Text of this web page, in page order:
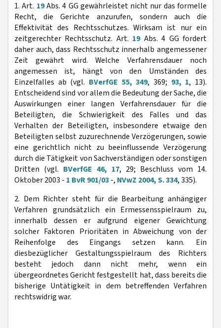
1. Art. 19Abs. 4 GG gewährleistet nicht nur das formelle
Recht, die Gerichte anzurufen, sondern auch die
Effektivität des Rechtsschutzes. Wirksam ist nur ein
zeitgerechter Rechtsschutz. Art. 19Abs. 4 GG fordert
daher auch, dass Rechtsschutz innerhalb angemessener
Zeit gewährt wird. Welche Verfahrensdauer noch
angemessen ist, hängt von den Umständen des
Einzelfalles ab (vgl. BVerfGE 55, 349, 369; 93, 1, 13).
Entscheidend sind vor allem die Bedeutung der Sache, die
Auswirkungen einer langen Verfahrensdauer für die
Beteiligten, die Schwierigkeit des Falles und das
Verhalten der Beteiligten, insbesondere etwaige den
Beteiligten selbst zuzurechnende Verzögerungen, sowie
eine gerichtlich nicht zu beeinflussende Verzögerung
durch die Tätigkeit von Sachverständigen oder sonstigen
Dritten (vgl. BVerfGE 46, 17, 29; Beschluss vom 14.
Oktober 2003 - 1 BvR 901/03-, NVwZ 2004, S. 334, 335).
2. Dem Richter steht für die Bearbeitung anhängiger
Verfahren grundsätzlich ein Ermessensspielraum zu,
innerhalb dessen er aufgrund eigener Gewichtung
solcher Faktoren Prioritäten in Abweichung von der
Reihenfolge des Eingangs setzen kann. Ein
diesbezüglicher Gestaltungsspielraum des Richters
besteht jedoch dann nicht mehr, wenn ein
übergeordnetes Gericht festgestellt hat, dass bereits die
bisherige Untätigkeit in dem betreffenden Verfahren
rechtswidrig war.